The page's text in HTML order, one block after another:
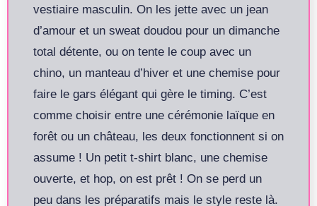
vestiaire masculin. On les jette avec un jean
d’amour et un sweat doudou pour un dimanche
total détente, ou on tente le coup avec un
chino, un manteau d’hiver et une chemise pour
faire le gars élégant qui gère le timing. C’est
comme choisir entre une cérémonie laïque en
forêt ou un château, les deux fonctionnent si on
assume ! Un petit t-shirt blanc, une chemise
ouverte, et hop, on est prêt ! On se perd un
peu dans les préparatifs mais le style reste là.